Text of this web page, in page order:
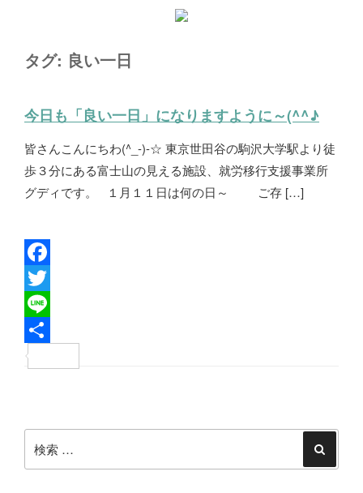
タグ: 良い一日
今日も「良い一日」になりますように～(^^♪
皆さんこんにちわ(^_-)-☆ 東京世田谷の駒沢大学駅より徒
歩３分にある富士山の見える施設、就労移行支援事業所
グディです。 １月１１日は何の日～ ご存 […]
F
a
c
e
o
T
w
i
e
L
i
ナ
ビ
索:
索